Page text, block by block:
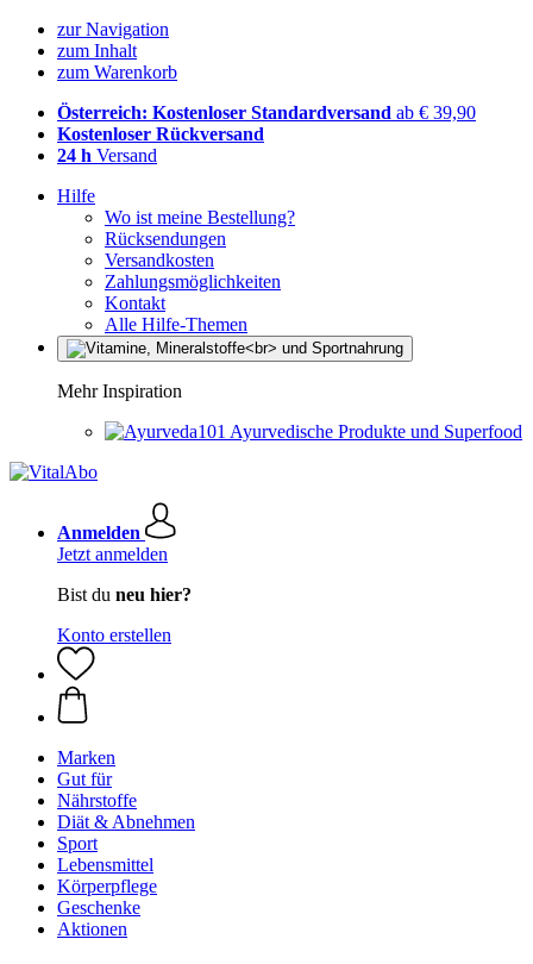
zur Navigation
zum Inhalt
zum Warenkorb
Österreich: Kostenloser Standardversand ab € 39,90
Kostenloser Rückversand
24 h Versand
Hilfe
Wo ist meine Bestellung?
Rücksendungen
Versandkosten
Zahlungsmöglichkeiten
Kontakt
Alle Hilfe-Themen
Mehr Inspiration
Ayurvedische Produkte und Superfood
Anmelden
Jetzt anmelden
Bist du neu hier?
Konto erstellen
Marken
Gut für
Nährstoffe
Diät & Abnehmen
Sport
Lebensmittel
Körperpflege
Geschenke
Aktionen